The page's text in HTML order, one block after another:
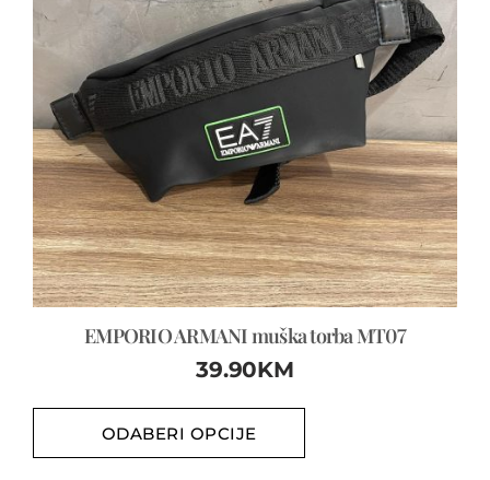
EMPORIO ARMANI muška torba MT07
39.90KM
ODABERI OPCIJE